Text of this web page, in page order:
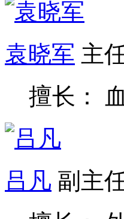
袁晓军 主
擅长：
吕凡 副主
擅长：